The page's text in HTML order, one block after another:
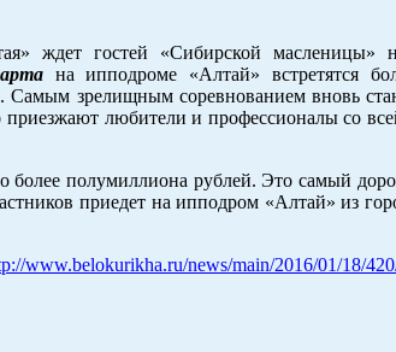
ждет гостей «Сибирской масленицы»
на ипподроме «Алтай» встретятся
зрелищным соревнованием вновь
любители и профессионалы со
более полумиллиона рублей. Это самый
приедет на ипподром «Алтай» из
www.belokurikha.ru/news/main/2016/01/18/